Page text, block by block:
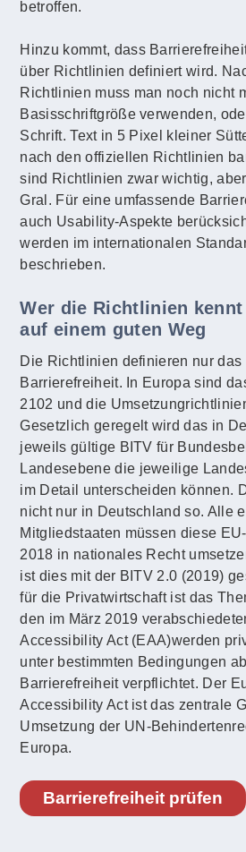
betroffen.
Hinzu kommt, dass
über Richtlinien definiert wird.
Richtlinien muss man noch nicht
Basisschriftgröße verwenden,
Schrift. Text in 5 Pixel kleiner
nach den offiziellen Richtlinien
sind Richtlinien zwar wichtig,
Gral. Für eine umfassende
auch Usability-Aspekte
werden im internationalen
beschrieben.
Wer die Richtlinien
auf einem guten Weg
Die Richtlinien definieren nur das
Barrierefreiheit. In Europa sind
2102 und die
Gesetzlich geregelt wird das in
jeweils gültige BITV für
Landesebene die jeweilige
im Detail unterscheiden können.
nicht nur in Deutschland so. Alle
Mitgliedstaaten müssen diese
2018 in nationales Recht
ist dies mit der BITV 2.0 (2019)
für die Privatwirtschaft ist das
den im März 2019
Accessibility Act (EAA)werden
unter bestimmten Bedingungen
Barrierefreiheit verpflichtet. Der
Accessibility Act ist das zentrale
Umsetzung der UN-
Europa.
Barrierefreiheit prüfen